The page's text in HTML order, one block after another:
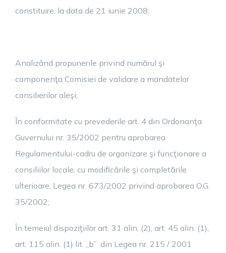
constituire, la data de 21 iunie 2008;
Analizând propunerile privind numărul şi
componenţa Comisiei de validare a mandatelor
consilierilor aleşi;
În conformitate cu prevederile art. 4 din Ordonanţa
Guvernului nr. 35/2002 pentru aprobarea
Regulamentului-cadru de organizare şi funcţionare a
consiliilor locale, cu modificările şi completările
ulterioare, Legea nr. 673/2002 privind aprobarea O.G.
35/2002;
În temeiul dispoziţiilor art. 31 alin. (2), art. 45 alin. (1),
art. 115 alin. (1) lit. „b” din Legea nr. 215 / 2001